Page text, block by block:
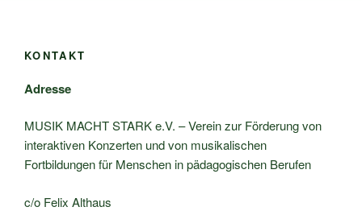
KONTAKT
Adresse
MUSIK MACHT STARK e.V. – Verein zur Förderung von
interaktiven Konzerten und von musikalischen
Fortbildungen für Menschen in pädagogischen Berufen
c/o Felix Althaus